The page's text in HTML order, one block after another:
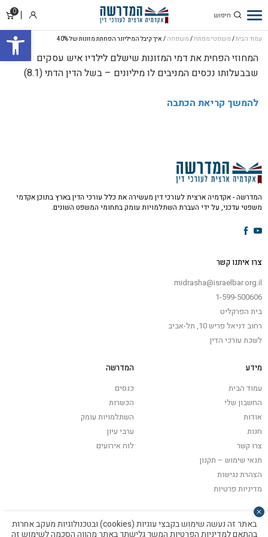
פתח
0
סל
התחבר
עמוד הבית/ משפטי מפתח / משפחה / איך קיבל המיליונר הפחתת מזונות של 40%
איך קיבל המיליונר
הפחתת מזונות
של 40%
המחוזי הפחית את דמי המזונות שישלם לילדיו איש עסקים
שבבעלותו נכסים המניבים לו מיליונים – בשל הדין הדתי (8.1)
להמשך קריאת הכתבה
המדרשה - אקדמיה ארצית לעורכי דין מעשירה את כלל עורכי הדין בארץ בתוכן אקדמי
משפטי עדכני, על ידי העברת השתלמויות עומק בתחומי המשפט השונים.
צרו איתנו קשר
midrasha@israelbar.org.il
1-599-500606
בית הפרקליט
רחוב דניאל פריש 10, תל-אביב
לשכת עורכי הדין
מידע
עמוד הבית
החשבון שלי
אודות
חנות
צרו קשר
תנאי שימוש – תקנון
הצהרת נגישות
מדיניות פרטיות
המדרשה
כנסים
הכשרות
השתלמויות עומק
ערבי עיון
לוח אירועים
באתר זה נעשה שימוש בקבצי עוגיות (cookies) ובטכנולוגיות מעקב אחרות
בהתאםלמדיניות הפרטיותהמשך גלישתך באתר מהווה הסכמה לשימוש זה